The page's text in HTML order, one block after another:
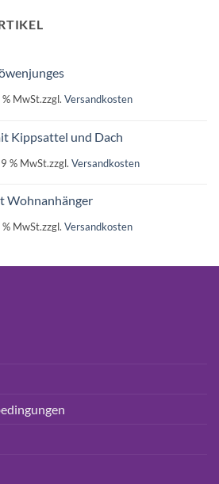
15,75€.
MwSt.zzgl. Versandkosten
Kippsattel und Dach
% MwSt.zzgl. Versandkosten
Wohnanhänger
MwSt.zzgl. Versandkosten